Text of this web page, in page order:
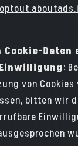
Daten
:
von
bitten wir